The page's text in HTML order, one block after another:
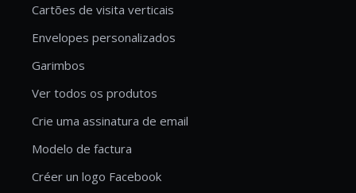
Cartões de visita verticais
Envelopes personalizados
Garimbos
Ver todos os produtos
Crie uma assinatura de email
Modelo de factura
Créer un logo Facebook